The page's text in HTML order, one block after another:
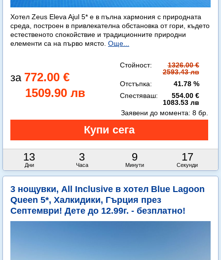
Хотел Zeus Eleva Ajul 5* е в пълна хармония с природната
среда, построен в привлекателна обстановка от гори, където
естественото спокойствие и традиционните природни
елементи са на първо място. Още...
772.00 €
1509.90 лв
Стойност:
1326.00 €
2593.43 лв
Отстъпка:
41.78 %
Спестяваш:
554.00 €
1083.53 лв
13
Дни
3
Часа
9
Минути
14
Секунди
Заявени до момента: 8 бр.
3 нощувки, All Inclusive в хотел Blue Lagoon
Queen 5*, Халкидики, Гърция през
Септември! Дете до 12.99г. - безплатно!